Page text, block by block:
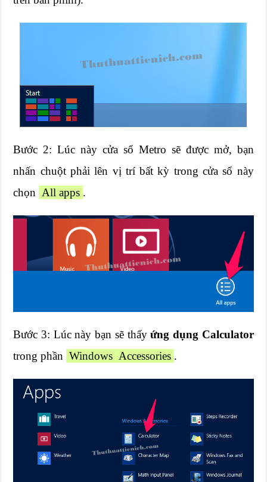
Bước 2: Lúc này cửa sổ Metro sẽ được mở, bạn
nhấn chuột phải lên vị trí bất kỳ trong cửa sổ này
chọn All apps .
Bước 3: Lúc này bạn sẽ thấyứng dụng Calculator
trong phần Windows Accessories .